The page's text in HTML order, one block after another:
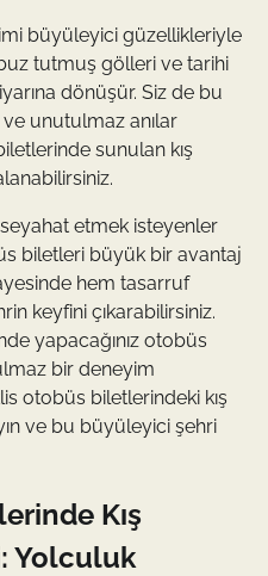
büyüleyici güzellikleriyle
tutmuş gölleri ve tarihi
dönüşür. Siz de bu
unutulmaz anılar
sunulan kış
etmek isteyenler
biletleri büyük bir avantaj
hem tasarruf
keyfini çıkarabilirsiniz.
yapacağınız otobüs
bir deneyim
otobüs biletlerindeki kış
ve bu büyüleyici şehri
Kış
Yolculuk